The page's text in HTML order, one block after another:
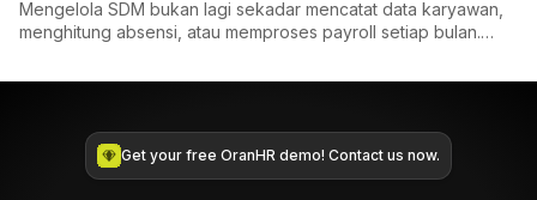
Mengelola SDM bukan lagi sekadar mencatat data karyawan,
menghitung absensi, atau memproses payroll setiap bulan.
Get your free OranHR demo! Contact us now.